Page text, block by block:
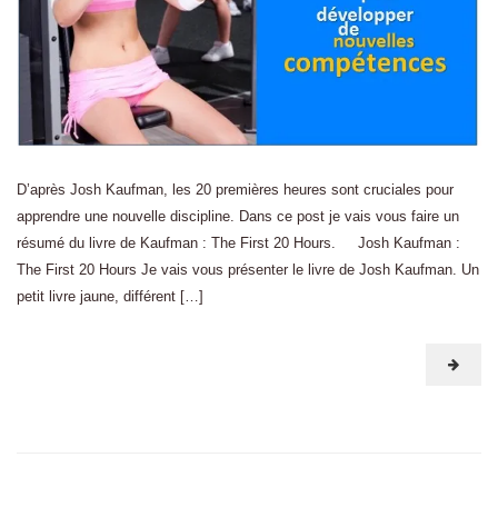
D’après Josh Kaufman, les 20 premières heures sont cruciales pour
apprendre une nouvelle discipline. Dans ce post je vais vous faire un
résumé du livre de Kaufman : The First 20 Hours. Josh Kaufman :
The First 20 Hours Je vais vous présenter le livre de Josh Kaufman. Un
petit livre jaune, différent […]